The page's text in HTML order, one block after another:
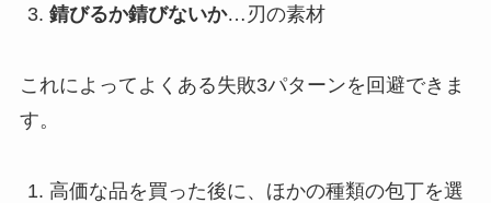
錆びるか錆びないか…刃の素材
これによってよくある失敗3パターンを回避できま
す。
高価な品を買った後に、ほかの種類の包丁を選